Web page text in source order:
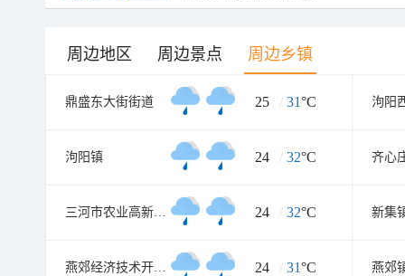
周边地区 周边景点 周边乡镇
鼎盛东大街街道 25 / 31°C 泃阳
泃阳镇 24 / 32°C 齐心
三河市农业高新技术园区 24 / 32°C 新集
燕郊经济技术开发区 24 / 31°C 燕郊